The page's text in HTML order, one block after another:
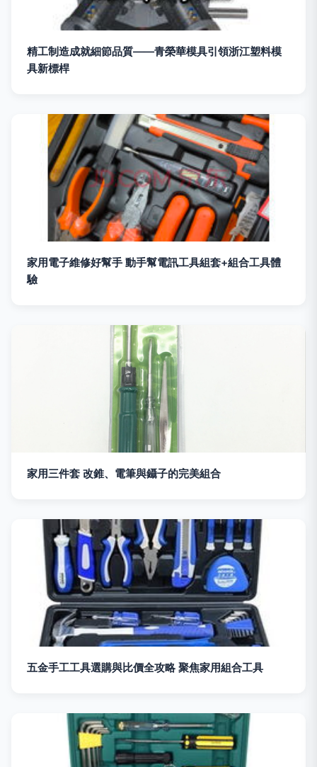
精工制造成就細節品質——青榮華模具引領浙江塑料模
具新標桿
家用電子維修好幫手 動手幫電訊工具組套+組合工具體
驗
家用三件套 改錐、電筆與鑷子的完美組合
五金手工工具選購與比價全攻略 聚焦家用組合工具